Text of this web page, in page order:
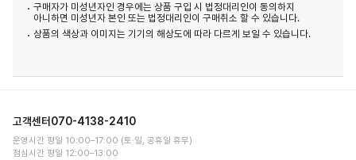
구매자가 미성년자인 경우에는 상품 구입 시 법정대리인이 동의하지
아니하면 미성년자 본인 또는 법정대리인이 구매취소 할 수 있습니다.
상품의 색상과 이미지는 기기의 해상도에 따라 다르게 보일 수 있습니다.
고객센터 070-4138-2410
운영시간 평일 10:00–17:00 (토·일, 공휴일 휴무)
점심시간 평일 12:00–13:00